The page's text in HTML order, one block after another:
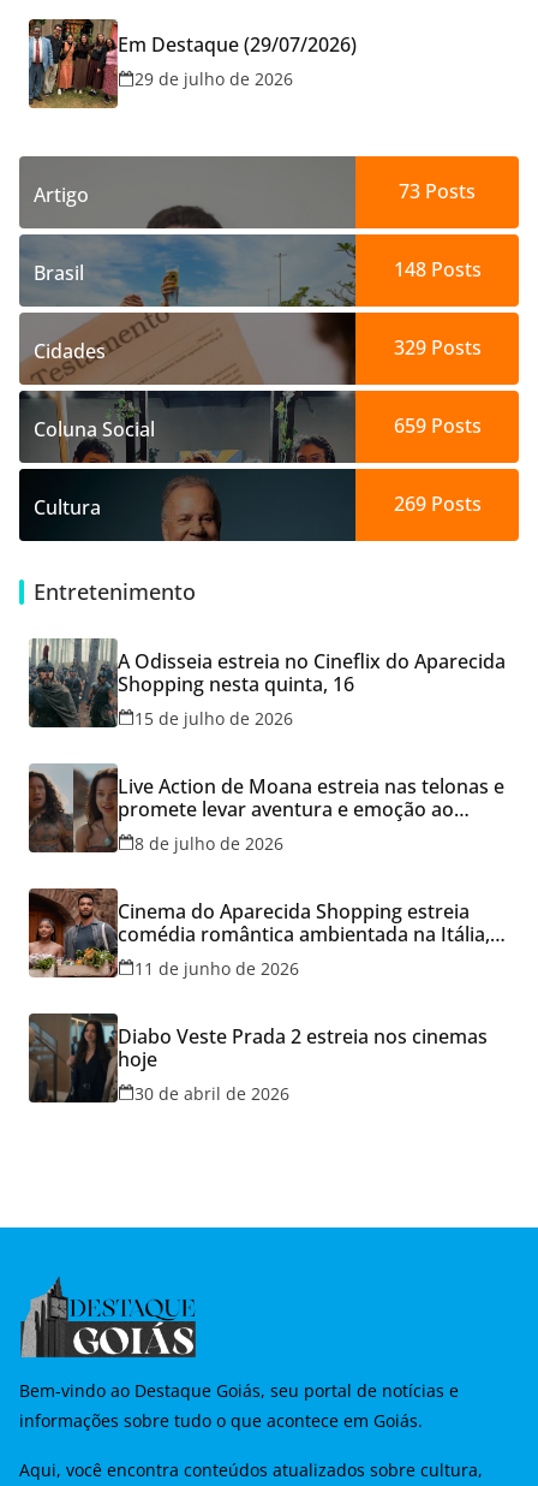
Em Destaque (29/07/2026)
29 de julho de 2026
Artigo 73 Posts
Brasil 148Posts
Cidades 329Posts
Coluna Social 659Posts
Cultura 269Posts
Entretenimento
A Odisseia estreia no Cineflix do Aparecida
Shopping nesta quinta, 16
15 de julho de 2026
Live Action de Moana estreia nas telonas e
promete levar aventura e emoção ao
Cineflix do Aparecida Shopping
8 de julho de 2026
Cinema do Aparecida Shopping estreia
comédia romântica ambientada na Itália,
hoje e lança promoção para o Dia dos
Namorados
11 de junho de 2026
Diabo Veste Prada 2 estreia nos cinemas
hoje
30 de abril de 2026
Bem-vindo ao Destaque Goiás, seu portal de notícias e
informações sobre tudo o que acontece em Goiás.
Aqui, você encontra conteúdos atualizados sobre cultura,